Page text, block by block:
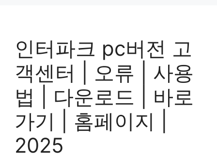
인터파크 pc버전 고
객센터 | 오류 | 사용
법 | 다운로드 | 바로
가기 | 홈페이지 |
2025